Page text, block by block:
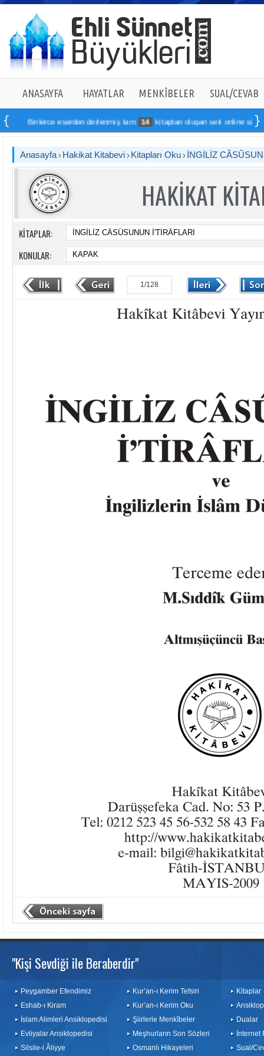
ANASAYFA HAYATLAR MENKÎBELER SUAL/CEVAB
Binlerce eserden derlenmiş tam 14 kitaptan oluşan seti online sipariş
Anasayfa Hakikat Kitabevi Kitapları Oku İNGİLİZ
HAKİKAT
KİTAPLAR:
KONULAR:
1/128
"Kişi Sevdiği ile Beraberdir"
Peygamber Efendimiz
Eshab-ı Kiram
İslam Alimleri Ansiklopedisi
Evliyalar Ansiklopedisi
Silsile-i Âliyye
Kur’an-ı Kerim Tefsiri
Kur’an-ı Kerim Oku
Şiirlerle Menkîbeler
Meşhurların Son Sözleri
Osmanlı Hikayeleri
Kitaplar
Dualar
İnternet
Sual/